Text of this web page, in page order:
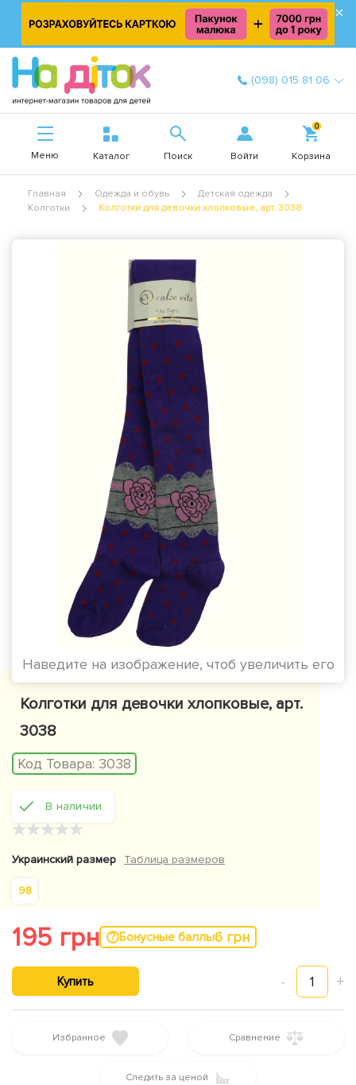
×
(098) 015 81 06
Меню Каталог Поиск Войти
0
Корзина
Главная Одежда и обувь
Детская одежда
Колготки
Колготки для девочки хлопковые, арт. 3038
Наведите на изображение, чтоб увеличить его
Колготки для девочки хлопковые, арт.
3038
Код Товара: 3038
В наличии
★★★★★
Украинский размер Таблица размеров
98
195 грн Бонусные баллы6 грн
- 1 +
Купить
Избранное Сравнение
Следить за ценой